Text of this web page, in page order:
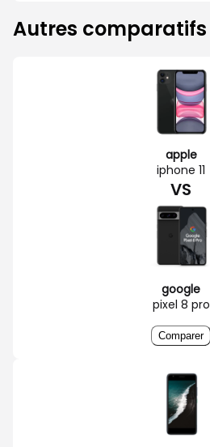
Autres comparatifs
apple
iphone 11
VS
google
pixel 8 pro
Comparer